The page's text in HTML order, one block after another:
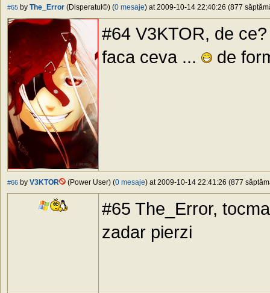
#65 by The_Error (Disperatul©) (0 mesaje) at 2009-10-14 22:40:26 (877
#64 V3KTOR, de
faca ceva ...
de
#66 by V3KTOR (Power User) (0 mesaje) at 2009-10-14 22:41:26 (877
#65 The_Error,
zadar pierzi